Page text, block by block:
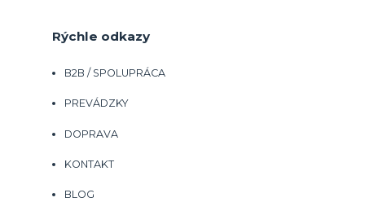
Rýchle odkazy
B2B / SPOLUPRÁCA
PREVÁDZKY
DOPRAVA
KONTAKT
BLOG